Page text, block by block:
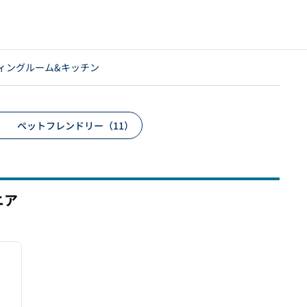
ングルーム&キッチン
ペットフレンドリー（11）
次の画像